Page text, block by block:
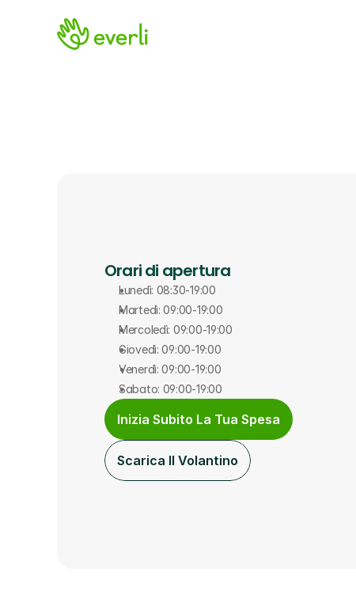
Orari di apertura
Lunedì: 08:30-19:00
Martedì: 09:00-19:00
Mercoledì: 09:00-19:00
Giovedì: 09:00-19:00
Venerdì: 09:00-19:00
Sabato: 09:00-19:00
Inizia Subito La Tua Spesa
Scarica Il Volantino